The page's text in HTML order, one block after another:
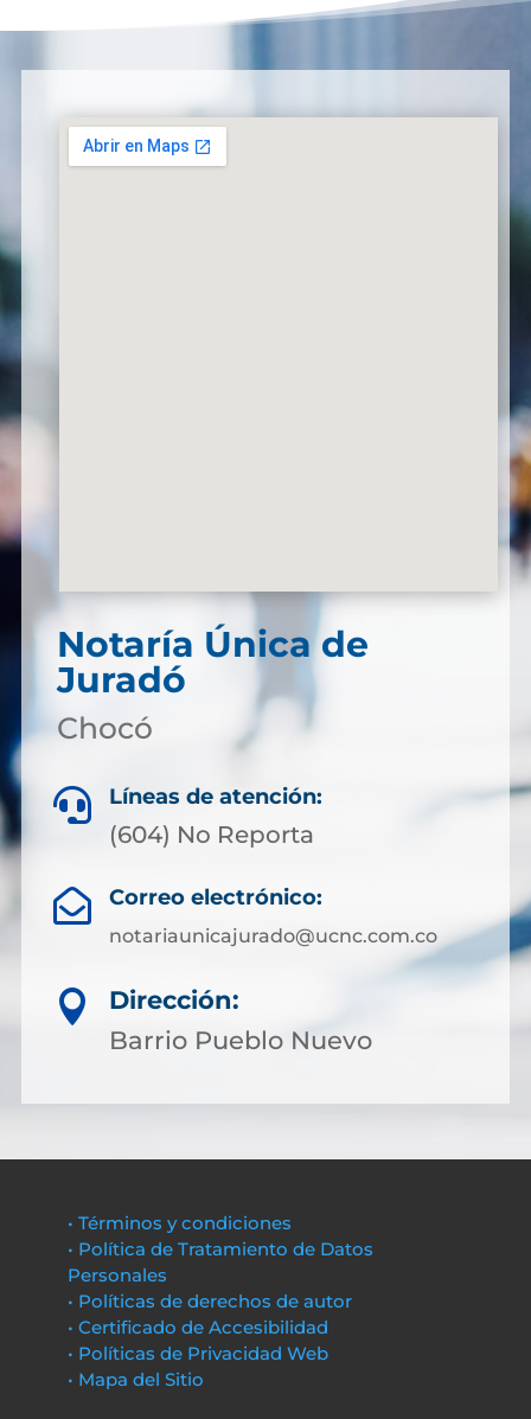
Notaría Única de
Juradó
Chocó
 Líneas de atención:
(604) No Reporta
 Correo electrónico:
notariaunicajurado@ucnc.com.co

Dirección:
Barrio Pueblo Nuevo
• Términos y condiciones
• Política de Tratamiento de Datos
Personales
• Políticas de derechos de autor
• Certificado de Accesibilidad
• Políticas de Privacidad Web
• Mapa del Sitio